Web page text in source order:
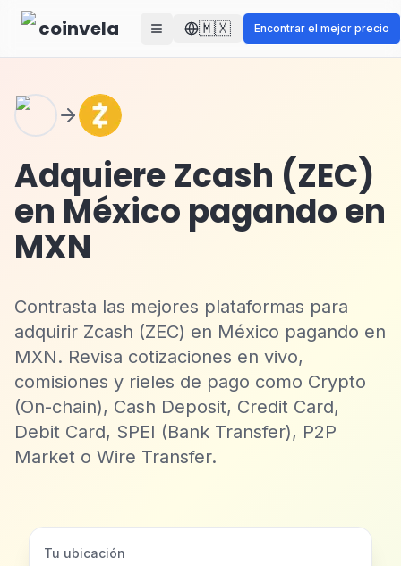
Skip to main content
coinvela 🇲🇽 Encontrar el mejor precio
Adquiere Zcash (ZEC)
en México pagando en
MXN
Contrasta las mejores plataformas para
adquirir Zcash (ZEC) en México pagando en
MXN. Revisa cotizaciones en vivo,
comisiones y rieles de pago como Crypto
(On-chain), Cash Deposit, Credit Card,
Debit Card, SPEI (Bank Transfer), P2P
Market o Wire Transfer.
Tu ubicación